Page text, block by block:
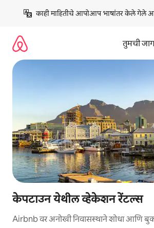
काही माहितीचे आपोआप भाषांतर केले गेले
तुमची
केपटाउन येथील व्हेकेशन रेंटल्स
Airbnb वर अनोखी निवासस्थाने शोधा आणि